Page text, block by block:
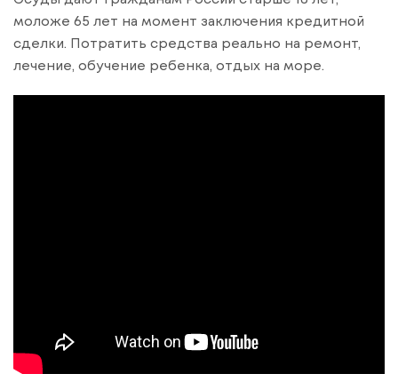
моложе 65 лет на момент заключения кредитной
сделки. Потратить средства реально на ремонт,
лечение, обучение ребенка, отдых на море.